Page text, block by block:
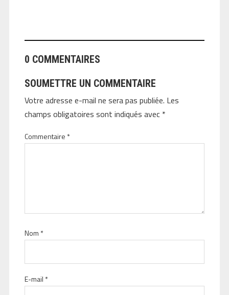
0 COMMENTAIRES
SOUMETTRE UN COMMENTAIRE
Votre adresse e-mail ne sera pas publiée. Les
champs obligatoires sont indiqués avec *
Commentaire *
Nom *
E-mail *